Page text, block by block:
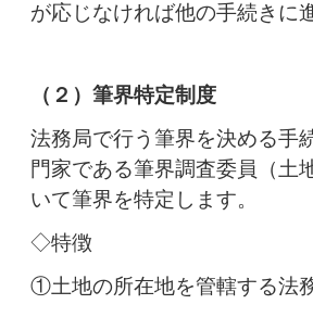
が応じなければ他の手続きに
（２）筆界特定制度
法務局で行う筆界を決める手
門家である筆界調査委員（土
いて筆界を特定します。
◇特徴
①土地の所在地を管轄する法